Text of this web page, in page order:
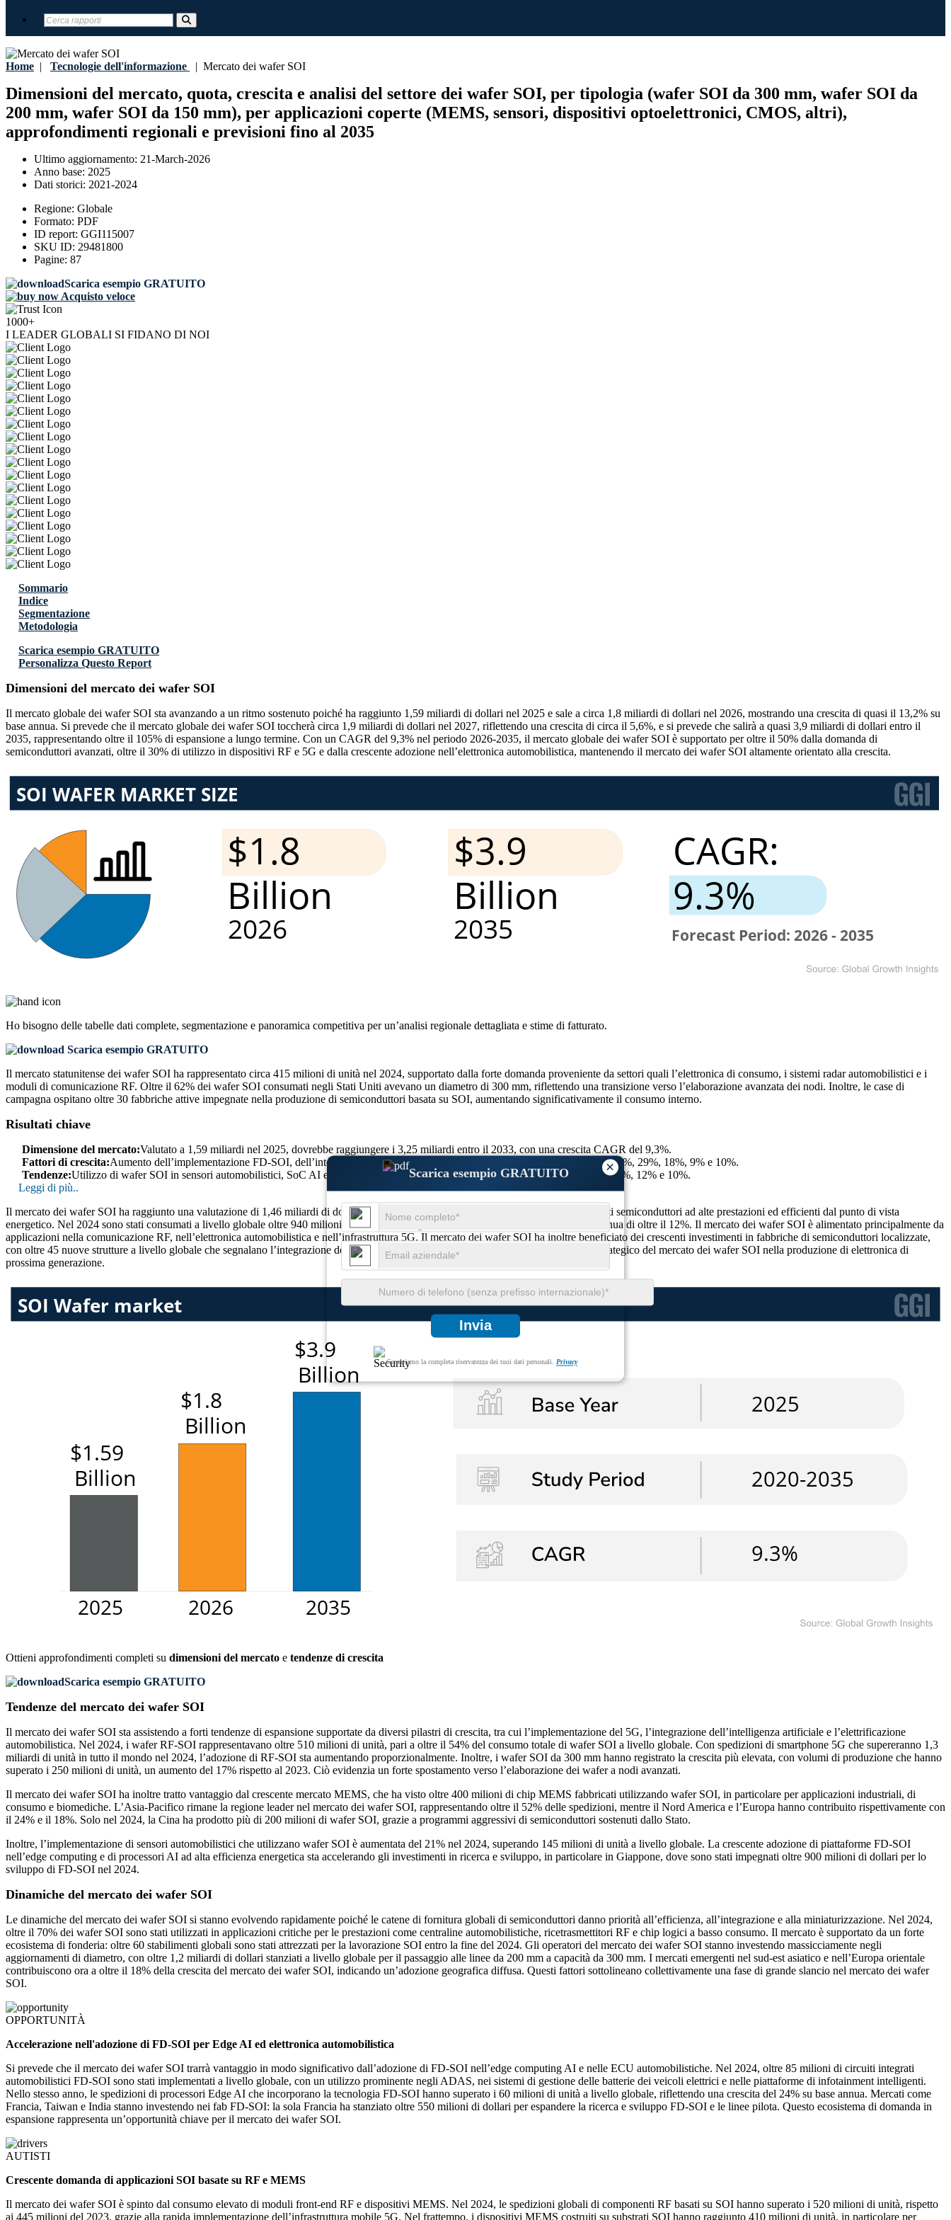
Home | Tecnologie dell'informazione | Mercato dei wafer SOI
Dimensioni del mercato, quota, crescita e analisi del settore dei wafer SOI, per tipologia (wafer SOI da 300 mm, wafer SOI da
200 mm, wafer SOI da 150 mm), per applicazioni coperte (MEMS, sensori, dispositivi optoelettronici, CMOS, altri),
approfondimenti regionali e previsioni fino al 2035
Ultimo aggiornamento: 21-March-2026
Anno base: 2025
Dati storici: 2021-2024
Regione: Globale
Formato: PDF
ID report: GGI115007
SKU ID: 29481800
Pagine: 87
Scarica esempio GRATUITO
Acquisto veloce
1000+
I LEADER GLOBALI SI FIDANO DI NOI
×
Scarica esempio GRATUITO
Invia
Garantiamo la completa riservatezza dei tuoi dati personali. Privacy
Sommario
Indice
Segmentazione
Metodologia
Scarica esempio GRATUITO
Personalizza Questo Report
Dimensioni del mercato dei wafer SOI
Il mercato globale dei wafer SOI sta avanzando a un ritmo sostenuto poiché ha raggiunto 1,59 miliardi di dollari nel 2025 e sale a circa 1,8 miliardi di dollari nel 2026, mostrando una crescita di quasi il 13,2% su
base annua. Si prevede che il mercato globale dei wafer SOI toccherà circa 1,9 miliardi di dollari nel 2027, riflettendo una crescita di circa il 5,6%, e si prevede che salirà a quasi 3,9 miliardi di dollari entro il
2035, rappresentando oltre il 105% di espansione a lungo termine. Con un CAGR del 9,3% nel periodo 2026-2035, il mercato globale dei wafer SOI è supportato per oltre il 50% dalla domanda di
semiconduttori avanzati, oltre il 30% di utilizzo in dispositivi RF e 5G e dalla crescente adozione nell’elettronica automobilistica, mantenendo il mercato dei wafer SOI altamente orientato alla crescita.
Ho bisogno delle tabelle dati complete, segmentazione e panoramica competitiva per un’analisi regionale dettagliata e stime di fatturato.
Scarica esempio GRATUITO
Il mercato statunitense dei wafer SOI ha rappresentato circa 415 milioni di unità nel 2024, supportato dalla forte domanda proveniente da settori quali l’elettronica di consumo, i sistemi radar automobilistici e i
moduli di comunicazione RF. Oltre il 62% dei wafer SOI consumati negli Stati Uniti avevano un diametro di 300 mm, riflettendo una transizione verso l’elaborazione avanzata dei nodi. Inoltre, le case di
campagna ospitano oltre 30 fabbriche attive impegnate nella produzione di semiconduttori basata su SOI, aumentando significativamente il consumo interno.
Risultati chiave
Dimensione del mercato:Valutato a 1,59 miliardi nel 2025, dovrebbe raggiungere i 3,25 miliardi entro il 2033, con una crescita CAGR del 9,3%.
Fattori di crescita:Aumento dell’implementazione FD-SOI, dell’integrazione MEMS e dell’utilizzo dei moduli RF: rispettivamente 34%, 29%, 18%, 9% e 10%.
Tendenze:Utilizzo di wafer SOI in sensori automobilistici, SoC AI e aggiornamenti di nodi da 300 mm: rispettivamente 28%, 24%, 26%, 12% e 10%.
Leggi di più..
Il mercato dei wafer SOI ha raggiunto una valutazione di 1,46 miliardi di dollari nel 2024, spinto dalla crescente domanda di componenti semiconduttori ad alte prestazioni ed efficienti dal punto di vista
energetico. Nel 2024 sono stati consumati a livello globale oltre 940 milioni di wafer SOI, segnando una crescita del volume su base annua di oltre il 12%. Il mercato dei wafer SOI è alimentato principalmente da
applicazioni nella comunicazione RF, nell’elettronica automobilistica e nell’infrastruttura 5G. Il mercato dei wafer SOI ha inoltre beneficiato dei crescenti investimenti in fabbriche di semiconduttori localizzate,
con oltre 45 nuove strutture a livello globale che segnalano l’integrazione delle tecnologie SOI. Questa crescita è indicativa del ruolo strategico del mercato dei wafer SOI nella produzione di elettronica di
prossima generazione.
Ottieni approfondimenti completi su dimensioni del mercato e tendenze di crescita
Scarica esempio GRATUITO
Tendenze del mercato dei wafer SOI
Il mercato dei wafer SOI sta assistendo a forti tendenze di espansione supportate da diversi pilastri di crescita, tra cui l’implementazione del 5G, l’integrazione dell’intelligenza artificiale e l’elettrificazione
automobilistica. Nel 2024, i wafer RF-SOI rappresentavano oltre 510 milioni di unità, pari a oltre il 54% del consumo totale di wafer SOI a livello globale. Con spedizioni di smartphone 5G che supereranno 1,3
miliardi di unità in tutto il mondo nel 2024, l’adozione di RF-SOI sta aumentando proporzionalmente. Inoltre, i wafer SOI da 300 mm hanno registrato la crescita più elevata, con volumi di produzione che hanno
superato i 250 milioni di unità, un aumento del 17% rispetto al 2023. Ciò evidenzia un forte spostamento verso l’elaborazione dei wafer a nodi avanzati.
Il mercato dei wafer SOI ha inoltre tratto vantaggio dal crescente mercato MEMS, che ha visto oltre 400 milioni di chip MEMS fabbricati utilizzando wafer SOI, in particolare per applicazioni industriali, di
consumo e biomediche. L’Asia-Pacifico rimane la regione leader nel mercato dei wafer SOI, rappresentando oltre il 52% delle spedizioni, mentre il Nord America e l’Europa hanno contribuito rispettivamente con
il 24% e il 18%. Solo nel 2024, la Cina ha prodotto più di 200 milioni di wafer SOI, grazie a programmi aggressivi di semiconduttori sostenuti dallo Stato.
Inoltre, l’implementazione di sensori automobilistici che utilizzano wafer SOI è aumentata del 21% nel 2024, superando 145 milioni di unità a livello globale. La crescente adozione di piattaforme FD-SOI
nell’edge computing e di processori AI ad alta efficienza energetica sta accelerando gli investimenti in ricerca e sviluppo, in particolare in Giappone, dove sono stati impegnati oltre 900 milioni di dollari per lo
sviluppo di FD-SOI nel 2024.
Dinamiche del mercato dei wafer SOI
Le dinamiche del mercato dei wafer SOI si stanno evolvendo rapidamente poiché le catene di fornitura globali di semiconduttori danno priorità all’efficienza, all’integrazione e alla miniaturizzazione. Nel 2024,
oltre il 70% dei wafer SOI sono stati utilizzati in applicazioni critiche per le prestazioni come centraline automobilistiche, ricetrasmettitori RF e chip logici a basso consumo. Il mercato è supportato da un forte
ecosistema di fonderia: oltre 60 stabilimenti globali sono stati attrezzati per la lavorazione SOI entro la fine del 2024. Gli operatori del mercato dei wafer SOI stanno investendo massicciamente negli
aggiornamenti di diametro, con oltre 1,2 miliardi di dollari stanziati a livello globale per il passaggio alle linee da 200 mm a capacità da 300 mm. I mercati emergenti nel sud-est asiatico e nell’Europa orientale
contribuiscono ora a oltre il 18% della crescita del mercato dei wafer SOI, indicando un’adozione geografica diffusa. Questi fattori sottolineano collettivamente una fase di grande slancio nel mercato dei wafer
SOI.
OPPORTUNITÀ
Accelerazione nell'adozione di FD-SOI per Edge AI ed elettronica automobilistica
Si prevede che il mercato dei wafer SOI trarrà vantaggio in modo significativo dall’adozione di FD-SOI nell’edge computing AI e nelle ECU automobilistiche. Nel 2024, oltre 85 milioni di circuiti integrati
automobilistici FD-SOI sono stati implementati a livello globale, con un utilizzo prominente negli ADAS, nei sistemi di gestione delle batterie dei veicoli elettrici e nelle piattaforme di infotainment intelligenti.
Nello stesso anno, le spedizioni di processori Edge AI che incorporano la tecnologia FD-SOI hanno superato i 60 milioni di unità a livello globale, riflettendo una crescita del 24% su base annua. Mercati come
Francia, Taiwan e India stanno investendo nei fab FD-SOI: la sola Francia ha stanziato oltre 550 milioni di dollari per espandere la ricerca e sviluppo FD-SOI e le linee pilota. Questo ecosistema di domanda in
espansione rappresenta un’opportunità chiave per il mercato dei wafer SOI.
AUTISTI
Crescente domanda di applicazioni SOI basate su RF e MEMS
Il mercato dei wafer SOI è spinto dal consumo elevato di moduli front-end RF e dispositivi MEMS. Nel 2024, le spedizioni globali di componenti RF basati su SOI hanno superato i 520 milioni di unità, rispetto
ai 445 milioni del 2023, grazie alla rapida implementazione dell’infrastruttura mobile 5G. Nel frattempo, i dispositivi MEMS costruiti su substrati SOI hanno raggiunto 410 milioni di unità, in particolare per